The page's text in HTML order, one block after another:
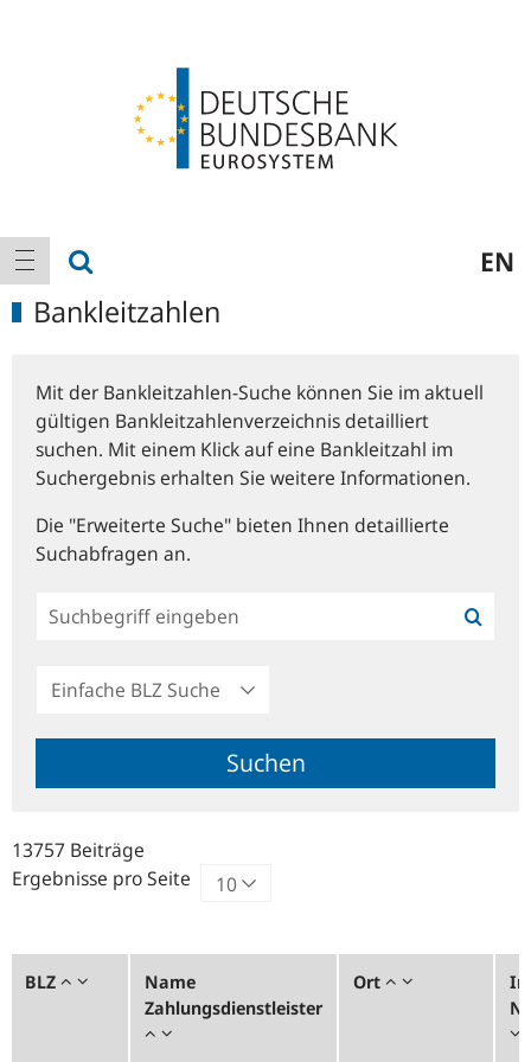
Hauptnavigation
Navigation anzeigen EN
Bankleitzahlen
Mit der Bankleitzahlen-Suche können Sie im aktuell
gültigen Bankleitzahlenverzeichnis detailliert
suchen. Mit einem Klick auf eine Bankleitzahl im
Suchergebnis erhalten Sie weitere Informationen.
Die "Erweiterte Suche" bieten Ihnen detaillierte
Suchabfragen an.
Einfache
Suche
Suchen
13757 Beiträge
Ergebnisse pro Seite
BLZ
Name
Zahlungsdienstleister
Ort